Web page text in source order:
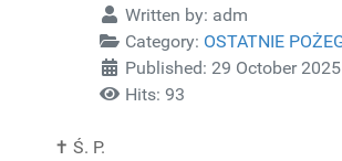
Written by: adm
Category: OSTATNIE
Published: 29 October 2025
Hits: 93
✝ Ś. P.